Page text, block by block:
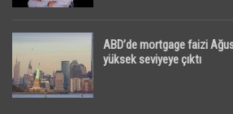
ABD’de mortgage faizi
yüksek seviyeye çıktı